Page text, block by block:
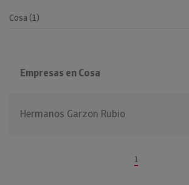
Empresas en Cosa
Hermanos Garzon Rubio
1